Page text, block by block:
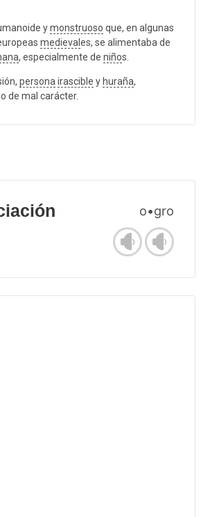
ymonstruoso que, en algunas
medieval es, se alimentaba de
, especialmente de niños.
persona irascible y huraña,
de mal carácter.
o•gro